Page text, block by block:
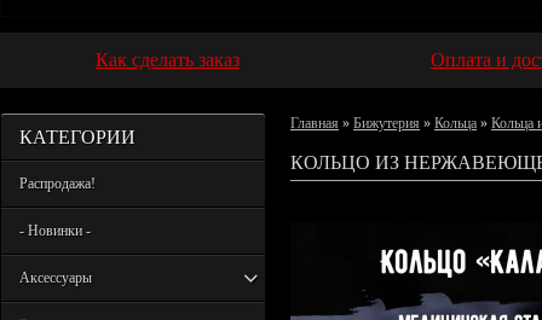
Как сделать заказ Оплата и
КАТЕГОРИИ
Распродажа!
- Новинки -
Аксессуары
Главная » Бижутерия » Кольца » Кольца
КОЛЬЦО ИЗ